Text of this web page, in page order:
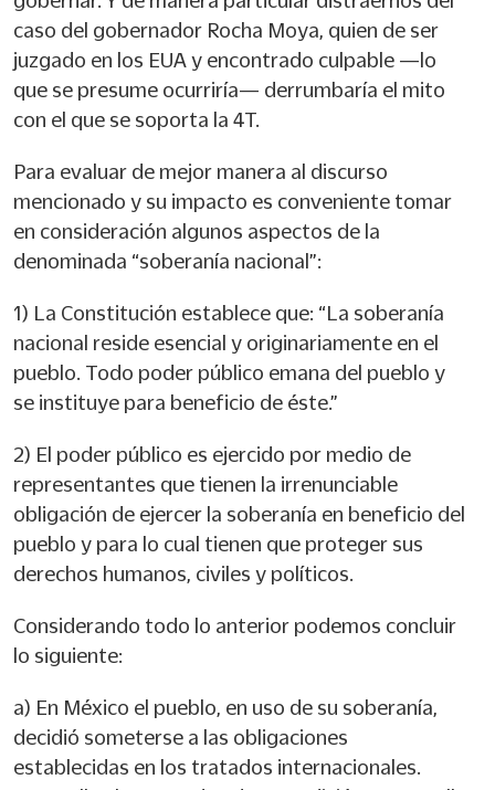
caso del gobernador Rocha Moya, quien de ser
juzgado en los EUA y encontrado culpable —lo
que se presume ocurriría— derrumbaría el mito
con el que se soporta la 4T.
Para evaluar de mejor manera al discurso
mencionado y su impacto es conveniente tomar
en consideración algunos aspectos de la
denominada “soberanía nacional”:
1) La Constitución establece que: “La soberanía
nacional reside esencial y originariamente en el
pueblo. Todo poder público emana del pueblo y
se instituye para beneficio de éste.”
2) El poder público es ejercido por medio de
representantes que tienen la irrenunciable
obligación de ejercer la soberanía en beneficio del
pueblo y para lo cual tienen que proteger sus
derechos humanos, civiles y políticos.
Considerando todo lo anterior podemos concluir
lo siguiente:
a) En México el pueblo, en uso de su soberanía,
decidió someterse a las obligaciones
establecidas en los tratados internacionales.